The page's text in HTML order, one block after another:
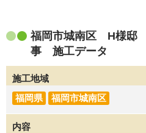
福岡市城南区 H様邸
事 施工データ
施工地域
福岡県
福岡市城南区
内容